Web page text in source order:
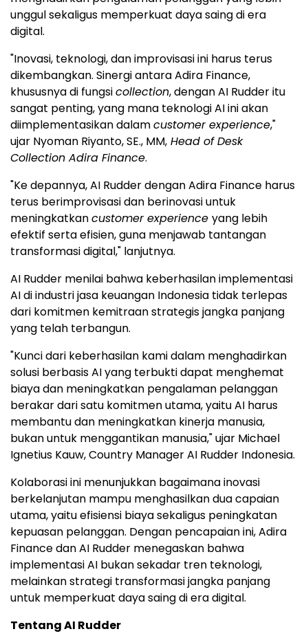
unggul sekaligus memperkuat daya saing di era
digital.
"Inovasi, teknologi, dan improvisasi ini harus terus
dikembangkan. Sinergi antara Adira Finance,
khususnya di fungsicollection, dengan AI Rudder itu
sangat penting, yang mana teknologi AI ini akan
diimplementasikan dalamcustomer experience,"
ujar Nyoman Riyanto, SE., MM, Head of Desk
Collection Adira Finance.
"Ke depannya, AI Rudder dengan Adira Finance harus
terus berimprovisasi dan berinovasi untuk
meningkatkancustomer experience yang lebih
efektif serta efisien, guna menjawab tantangan
transformasi digital," lanjutnya.
AI Rudder menilai bahwa keberhasilan implementasi
AI di industri jasa keuangan Indonesia tidak terlepas
dari komitmen kemitraan strategis jangka panjang
yang telah terbangun.
"Kunci dari keberhasilan kami dalam menghadirkan
solusi berbasis AI yang terbukti dapat menghemat
biaya dan meningkatkan pengalaman pelanggan
berakar dari satu komitmen utama, yaitu AI harus
membantu dan meningkatkan kinerja manusia,
bukan untuk menggantikan manusia," ujar Michael
Ignetius Kauw, Country Manager AI Rudder Indonesia.
Kolaborasi ini menunjukkan bagaimana inovasi
berkelanjutan mampu menghasilkan dua capaian
utama, yaitu efisiensi biaya sekaligus peningkatan
kepuasan pelanggan. Dengan pencapaian ini, Adira
Finance dan AI Rudder menegaskan bahwa
implementasi AI bukan sekadar tren teknologi,
melainkan strategi transformasi jangka panjang
untuk memperkuat daya saing di era digital.
Tentang AI Rudder